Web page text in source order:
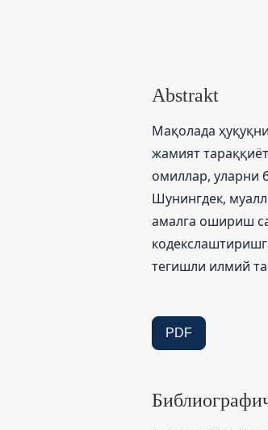
Abstrakt
Мақолада
жамият
омиллар, уларни
Шунингдек,
амалга ошириш
тегишли илмий
PDF